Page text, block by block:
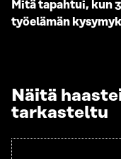
Mitä tapahtui, kun
työelämän
Näitä
tarkasteltu